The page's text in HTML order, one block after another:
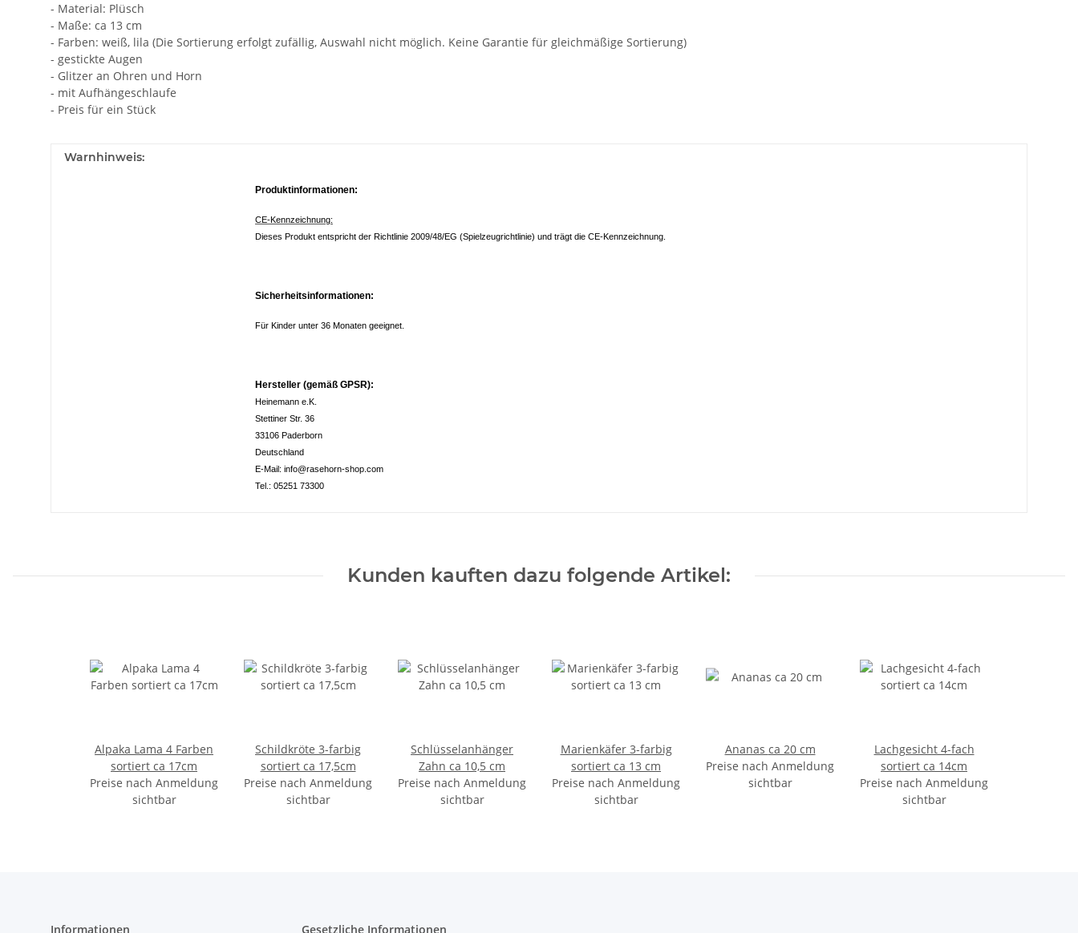
- Material: Plüsch
- Maße: ca 13 cm
- Farben: weiß, lila (Die Sortierung erfolgt zufällig, Auswahl nicht möglich. Keine Garantie für gleichmäßige Sortierung)
- gestickte Augen
- Glitzer an Ohren und Horn
- mit Aufhängeschlaufe
- Preis für ein Stück
Warnhinweis:
Produktinformationen:
CE-Kennzeichnung:
Dieses Produkt entspricht der Richtlinie 2009/48/EG (Spielzeugrichtlinie) und trägt die CE-Kennzeichnung.
Sicherheitsinformationen:
Für Kinder unter 36 Monaten geeignet.
Hersteller (gemäß GPSR):
Heinemann e.K.
Stettiner Str. 36
33106 Paderborn
Deutschland
E-Mail: info@rasehorn-shop.com
Tel.: 05251 73300
Kunden kauften dazu folgende Artikel:
Alpaka Lama 4 Farben
sortiert ca 17cm
Preise nach Anmeldung
sichtbar
Schildkröte 3-farbig
sortiert ca 17,5cm
Preise nach Anmeldung
sichtbar
Schlüsselanhänger
Zahn ca 10,5 cm
Preise nach Anmeldung
sichtbar
Marienkäfer 3-farbig
sortiert ca 13 cm
Preise nach Anmeldung
sichtbar
Ananas ca 20 cm
Preise nach Anmeldung
sichtbar
Lachgesicht 4-fach
sortiert ca 14cm
Preise nach Anmeldung
sichtbar
Informationen Gesetzliche Informationen